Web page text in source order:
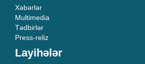
Xəbərlər
Multimedia
Tədbirlər
Press-reliz
Layihələr